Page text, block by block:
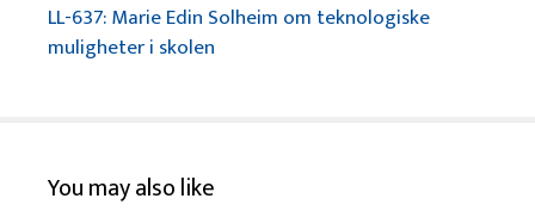
LL-637: Marie Edin Solheim om teknologiske
muligheter i skolen
You may also like